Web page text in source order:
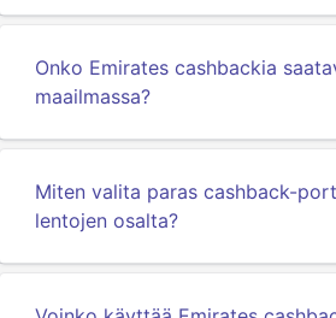
Onko Emirates cashbackia
maailmassa?
Miten valita paras cashback-
lentojen osalta?